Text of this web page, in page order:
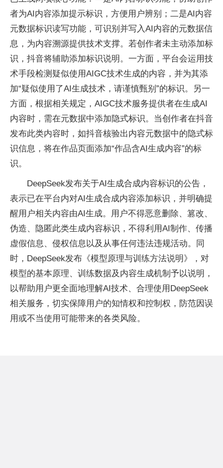
者为AI内容添加提示标识，方便用户辨别；二是AI内容
元数据标识读写功能，可识别并写入AI内容的元数据信
息，为内容溯源提供技术支撑。若创作者未主动添加标
识，抖音将辅助添加标识说明。一方面，平台会运用技
术手段检测疑似使用AIGC技术生成的内容，并为其添
加“疑似使用了AI生成技术，请谨慎甄别”的标识。另一
方面，根据相关规定，AIGC技术服务提供者在生成AI
内容时，需在元数据中添加隐式标识。当创作者在抖音
发布此类内容时，如抖音核验出内容元数据中的隐式标
识信息，将在作品页面添加“作品含AI生成内容”的标
识。
DeepSeek发布关于AI生成合成内容标识的公告，
表示已在平台内对AI生成合成内容添加标识，并明确提
醒用户相关内容由AI生成。用户不得恶意删除、篡改、
伪造、隐匿此类生成内容标识，不得利用AI制作、传播
虚假信息、侵权信息以及从事任何违法违规活动。同
时，DeepSeek发布《模型原理与训练方法说明》，对
模型的基本原理、训练数据及内容生成机制予以说明，
以帮助用户更全面地理解AI技术、合理使用DeepSeek
相关服务，切实保障用户的知情权和控制权，防范因误
用或不当使用可能带来的各类风险。